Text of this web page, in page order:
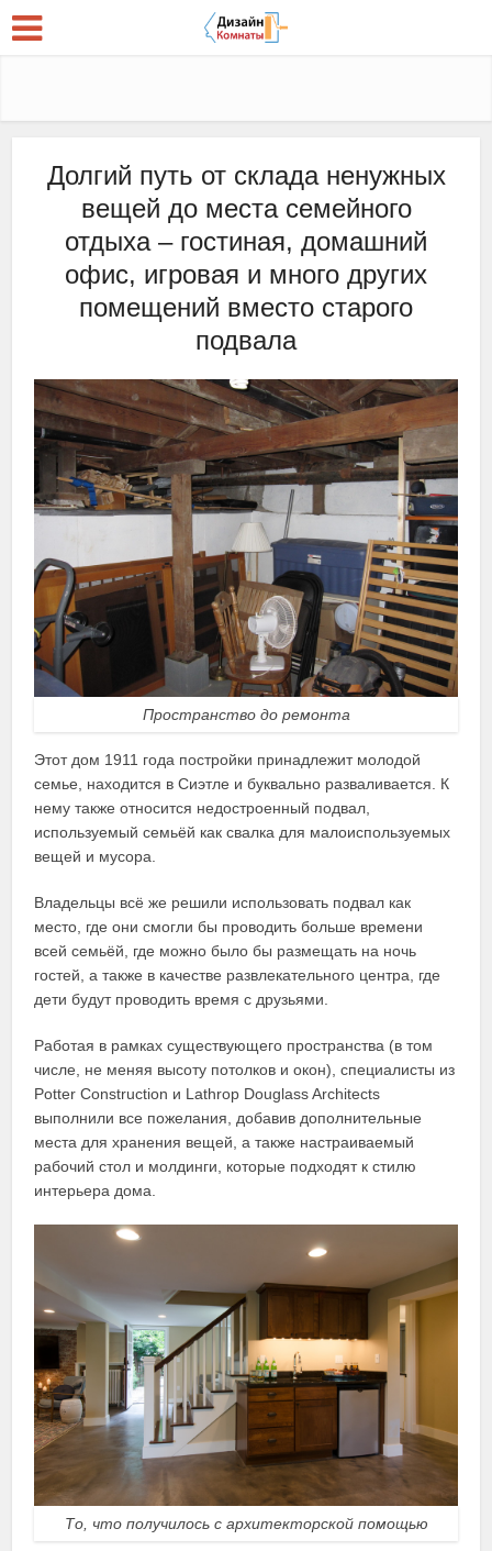
Долгий путь от склада ненужных
вещей до места семейного
отдыха – гостиная, домашний
офис, игровая и много других
помещений вместо старого
подвала
Пространство до ремонта
Этот дом 1911 года постройки принадлежит молодой
семье, находится в Сиэтле и буквально разваливается. К
нему также относится недостроенный подвал,
используемый семьёй как свалка для малоиспользуемых
вещей и мусора.
Владельцы всё же решили использовать подвал как
место, где они смогли бы проводить больше времени
всей семьёй, где можно было бы размещать на ночь
гостей, а также в качестве развлекательного центра, где
дети будут проводить время с друзьями.
Работая в рамках существующего пространства (в том
числе, не меняя высоту потолков и окон), специалисты из
Potter Construction и Lathrop Douglass Architects
выполнили все пожелания, добавив дополнительные
места для хранения вещей, а также настраиваемый
рабочий стол и молдинги, которые подходят к стилю
интерьера дома.
То, что получилось с архитекторской помощью